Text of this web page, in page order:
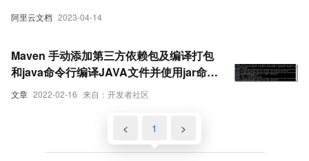
阿里云文档 2023-04-14
文章 2022-02-16 来自：开发者社区
Maven 手动添加第三方依赖包及编译打包
和java命令行编译JAVA文件并使用jar命令
打包
< 1 >